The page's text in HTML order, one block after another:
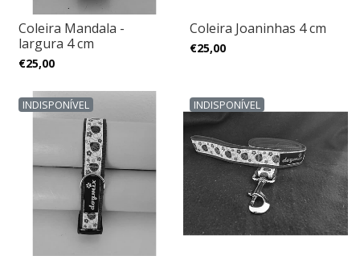
Coleira Mandala -
largura 4 cm
€25,00
Coleira Joaninhas 4 cm
€25,00
INDISPONÍVEL INDISPONÍVEL